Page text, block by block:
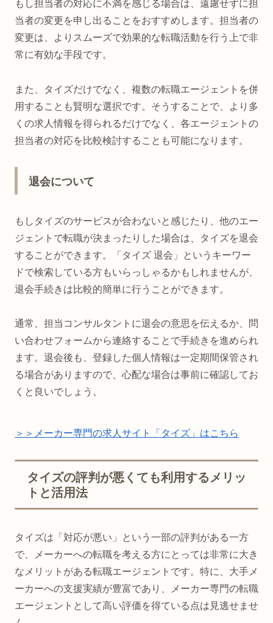
もし担当者の対応に不満を感じる場合は、遠慮せずに担
当者の変更を申し出ることをおすすめします。担当者の
変更は、よりスムーズで効果的な転職活動を行う上で非
常に有効な手段です。
また、タイズだけでなく、複数の転職エージェントを併
用することも賢明な選択です。そうすることで、より多
くの求人情報を得られるだけでなく、各エージェントの
担当者の対応を比較検討することも可能になります。
退会について
もしタイズのサービスが合わないと感じたり、他のエー
ジェントで転職が決まったりした場合は、タイズを退会
することができます。「タイズ 退会」というキーワー
ドで検索している方もいらっしゃるかもしれませんが、
退会手続きは比較的簡単に行うことができます。
通常、担当コンサルタントに退会の意思を伝えるか、問
い合わせフォームから連絡することで手続きを進められ
ます。退会後も、登録した個人情報は一定期間保管され
る場合がありますので、心配な場合は事前に確認してお
くと良いでしょう。
＞＞メーカー専門の求人サイト「タイズ」はこちら
タイズの評判が悪くても利用するメリッ
トと活用法
タイズは「対応が悪い」という一部の評判がある一方
で、メーカーへの転職を考える方にとっては非常に大き
なメリットがある転職エージェントです。特に、大手メ
ーカーへの支援実績が豊富であり、メーカー専門の転職
エージェントとして高い評価を得ている点は見逃せませ